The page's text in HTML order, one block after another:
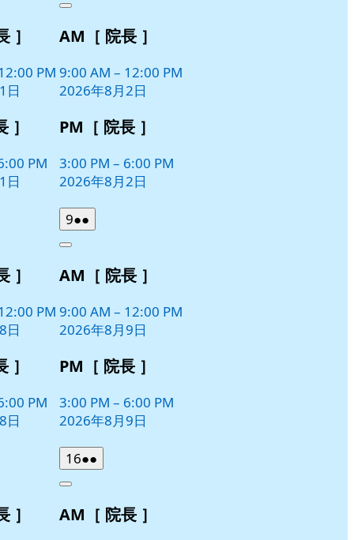
］
PM
日
］
PM
日
月
日
イ
ン
ト)
Close
AM［ 院長 ］
9:00 AM – 12:00 PM
2026年8月2日
PM［ 院長 ］
3:00 PM – 6:00 PM
2026年8月2日
］
PM
日
］
PM
日
92026
年
月
日
●●
件
イ
ン
ト)
Close
AM［ 院長 ］
9:00 AM – 12:00 PM
2026年8月9日
PM［ 院長 ］
3:00 PM – 6:00 PM
2026年8月9日
］
162026
年
月
●●
件
イ
Close
AM［ 院長 ］